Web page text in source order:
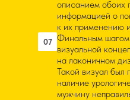
описанием обоих
информацией о
к их применению
07 Финальным шагом
визуальной
на лаконичном
Такой визуал был
наличие
мужчину